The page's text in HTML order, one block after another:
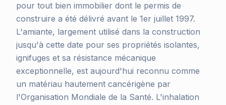
pour tout bien immobilier dont le permis de
construire a été délivré avant le 1er juillet 1997.
L'amiante, largement utilisé dans la construction
jusqu'à cette date pour ses propriétés isolantes,
ignifuges et sa résistance mécanique
exceptionnelle, est aujourd'hui reconnu comme
un matériau hautement cancérigène par
l'Organisation Mondiale de la Santé. L'inhalation